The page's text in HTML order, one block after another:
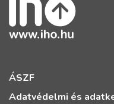
ÁSZF
Adatvédelmi és